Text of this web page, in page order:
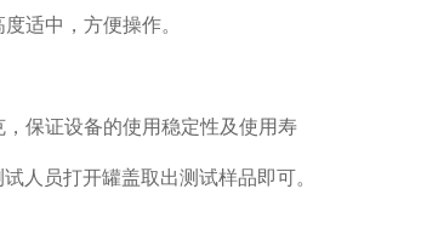
适中，方便操作。
保证设备的使用稳定性及使用寿
人员打开罐盖取出测试样品即可。